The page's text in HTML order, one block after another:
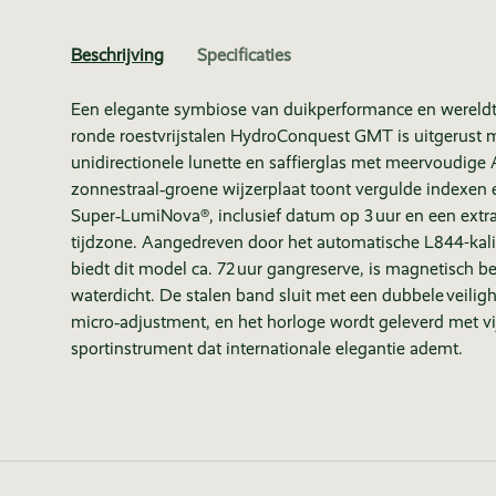
Beschrijving Specificaties
Een elegante symbiose van duikperformance en
ronde roestvrijstalen HydroConquest GMT is uitgerust
unidirectionele lunette en saffierglas met meervoudige
zonnestraal‑groene wijzerplaat toont vergulde indexen
Super‑LumiNova®, inclusief datum op 3 uur en een
tijdzone. Aangedreven door het automatische L844-
biedt dit model ca. 72 uur gangreserve, is magnetisch
waterdicht. De stalen band sluit met een dubbele
micro‑adjustment, en het horloge wordt geleverd met
sportinstrument dat internationale elegantie ademt.